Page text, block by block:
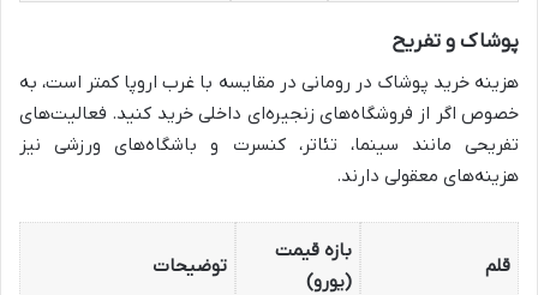
پوشاک و تفریح
هزینه خرید پوشاک در رومانی در مقایسه با غرب اروپا کمتر است، به
خصوص اگر از فروشگاه‌های زنجیره‌ای داخلی خرید کنید. فعالیت‌های
تفریحی مانند سینما، تئاتر، کنسرت و باشگاه‌های ورزشی نیز
هزینه‌های معقولی دارند.
قلم
بازه قیمت
(یورو)
توضیحات